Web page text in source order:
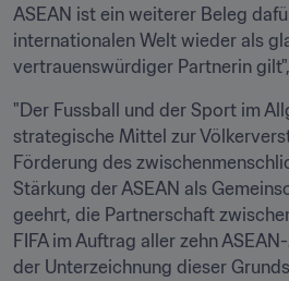
ASEAN ist ein weiterer Beleg
internationalen Welt wieder als
vertrauenswürdiger Partnerin
"Der Fussball und der Sport im
strategische Mittel zur
Förderung des
Stärkung der ASEAN als
geehrt, die Partnerschaft
FIFA im Auftrag aller zehn
der Unterzeichnung dieser